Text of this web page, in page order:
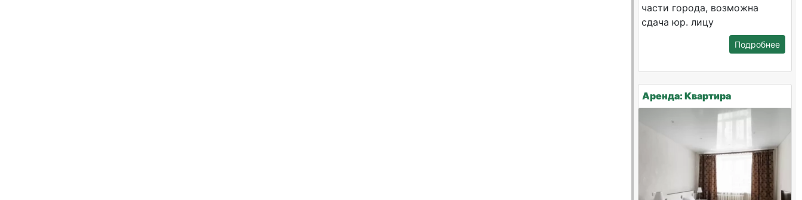
части города, возможна
сдача юр. лицу
Подробнее
Аренда: Квартира